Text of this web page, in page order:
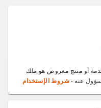
أو منتج معروض هو ملك
عنه - شروط الإستخدام